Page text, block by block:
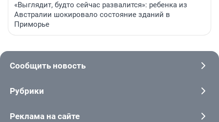
«Выглядит, будто сейчас развалится»: ребенка из
Австралии шокировало состояние зданий в
Приморье
Сообщить новость
Рубрики
Реклама на сайте